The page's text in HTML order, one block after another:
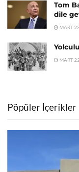
Tom
dile
MART
MART
Pöpüler İçerikler